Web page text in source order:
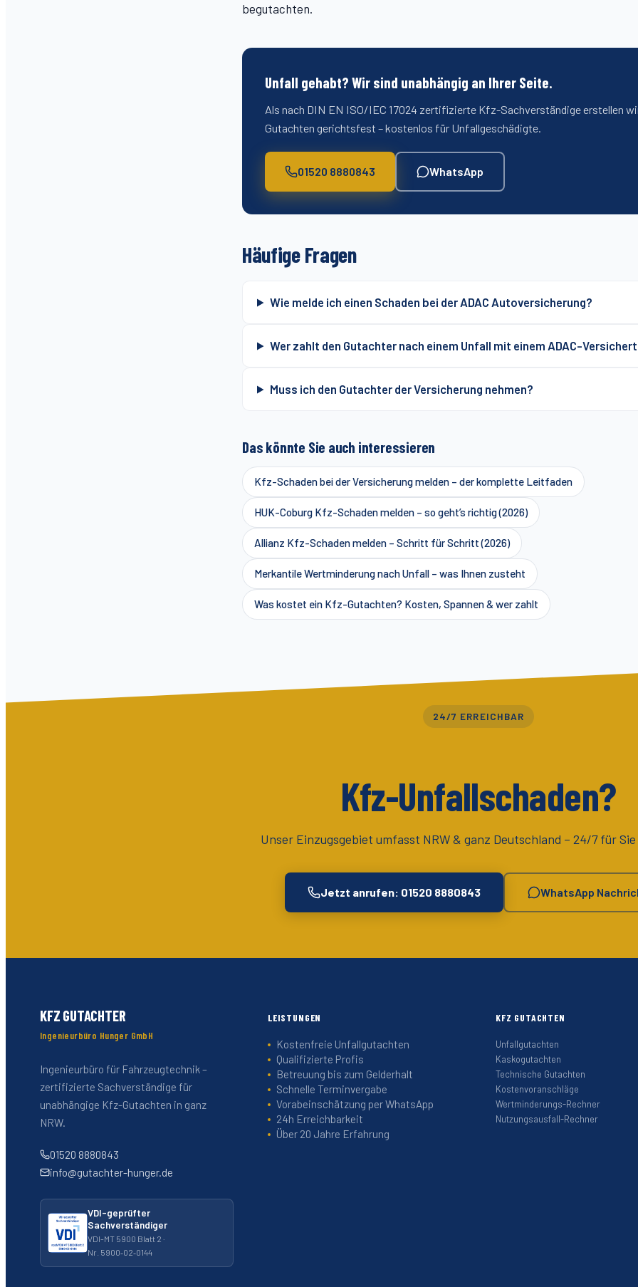
begutachten.
Unfall gehabt? Wir sind unabhängig an Ihrer Seite.
Als nach DIN EN ISO/IEC 17024 zertifizierte Kfz-Sachverständige erstellen
Gutachten gerichtsfest – kostenlos für Unfallgeschädigte.
01520 8880843 WhatsApp
Häufige Fragen
Wie melde ich einen Schaden bei der ADAC Autoversicherung?
Wer zahlt den Gutachter nach einem Unfall mit einem ADAC-
Muss ich den Gutachter der Versicherung nehmen?
Das könnte Sie auch interessieren
Kfz-Schaden bei der Versicherung melden – der komplette Leitfaden
HUK-Coburg Kfz-Schaden melden – so geht’s richtig (2026)
Allianz Kfz-Schaden melden – Schritt für Schritt (2026)
Merkantile Wertminderung nach Unfall – was Ihnen zusteht
Was kostet ein Kfz-Gutachten? Kosten, Spannen & wer zahlt
24/7 ERREICHBAR
Kfz-Unfallschaden?
Unser Einzugsgebiet umfasst NRW & ganz Deutschland – 24/7 für
Jetzt anrufen: 01520 8880843 WhatsApp
KFZ GUTACHTER
Ingenieurbüro Hunger GmbH
Ingenieurbüro für Fahrzeugtechnik –
zertifizierte Sachverständige für
unabhängige Kfz-Gutachten in ganz
NRW.
01520 8880843
info@gutachter-hunger.de
VDI-geprüfter
Sachverständiger
VDI-MT 5900 Blatt 2 ·
Nr. 5900‑02‑0144
LEISTUNGEN
Kostenfreie Unfallgutachten
Qualifizierte Profis
Betreuung bis zum Gelderhalt
Schnelle Terminvergabe
Vorabeinschätzung per WhatsApp
24h Erreichbarkeit
Über 20 Jahre Erfahrung
KFZ GUTACHTEN
Unfallgutachten
Kaskogutachten
Technische Gutachten
Kostenvoranschläge
Wertminderungs-Rechner
Nutzungsausfall-Rechner